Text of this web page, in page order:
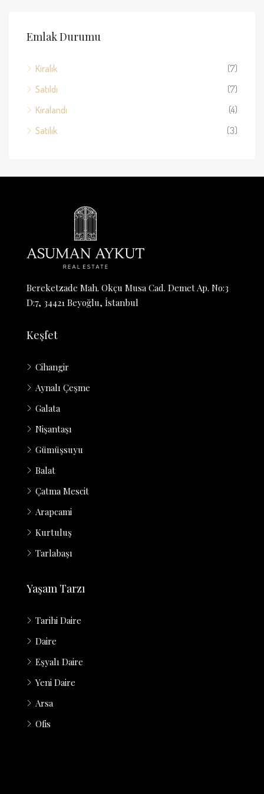
Emlak Durumu
Kiralık
(7)
Satıldı
(7)
Kiralandı
(4)
Satılık
(3)
Bereketzade Mah. Okçu Musa Cad. Demet Ap. No:3
D:7, 34421 Beyoğlu, İstanbul
Keşfet
Cihangir
Aynalı Çeşme
Galata
Nişantaşı
Gümüşsuyu
Balat
Çatma Mescit
Arapcami
Kurtuluş
Tarlabaşı
Yaşam Tarzı
Tarihi Daire
Daire
Eşyalı Daire
Yeni Daire
Arsa
Ofis